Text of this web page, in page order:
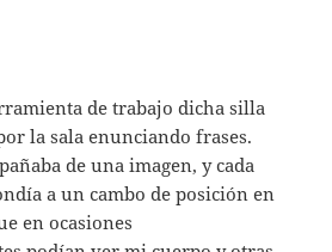
de trabajo dicha silla
la sala enunciando frases.
de una imagen, y cada
a un cambo de posición en
en ocasiones